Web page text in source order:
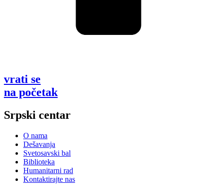
vrati se
na početak
Srpski centar
O nama
Dešavanja
Svetosavski bal
Biblioteka
Humanitarni rad
Kontaktirajte nas